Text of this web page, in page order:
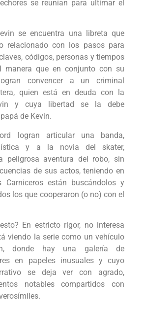
se reunían para ultimar el
se encuentra una libreta que
relacionado con los pasos para
códigos, personas y tiempos
manera que en conjunto con su
convencer a un criminal
quien está en deuda con la
y cuya libertad se la debe
de Kevin.
logran articular una banda,
y a la novia del skater,
peligrosa aventura del robo, sin
de sus actos, teniendo en
Carniceros están buscándolos y
los que cooperaron (o no) con el
En estricto rigor, no interesa
viendo la serie como un vehículo
donde hay una galería de
en papeles inusuales y cuyo
se deja ver con agrado,
notables compartidos con